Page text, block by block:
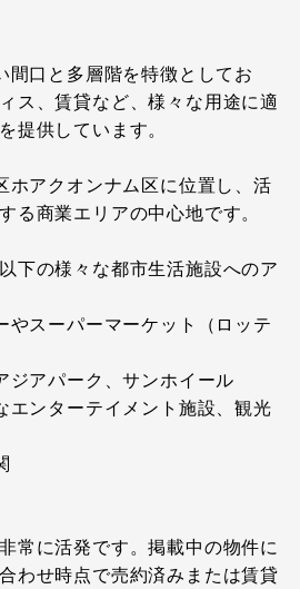
間口と多層階を特徴としてお
ス、賃貸など、様々な用途に適
提供しています。
ホアクオンナム区に位置し、活
る商業エリアの中心地です。
下の様々な都市生活施設へのア
やスーパーマーケット（ロッテ
ジアパーク、サンホイール
エンターテイメント施設、観光
常に活発です。掲載中の物件に
わせ時点で売約済みまたは賃貸